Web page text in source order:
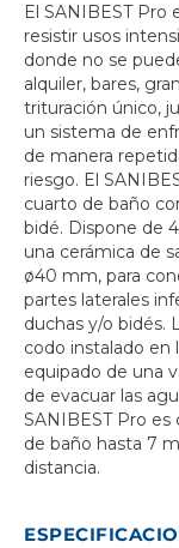
El SANIBEST Pro
resistir usos
donde no se
alquiler, bares,
trituración único,
un sistema de
de manera
riesgo. El
cuarto de baño
bidé. Dispone de
una cerámica de
ø40 mm, para
partes laterales
duchas y/o bidés.
codo instalado en
equipado de una
de evacuar las
SANIBEST Pro es
de baño hasta 7
distancia.